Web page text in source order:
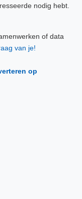
nodig hebt.
of data
van je!
op